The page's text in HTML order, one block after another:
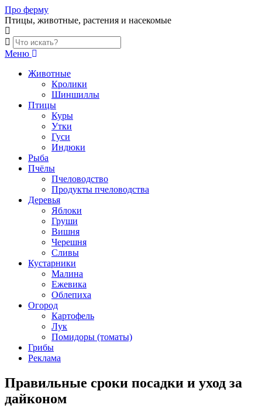
Skip
to
content
Про ферму
Птицы, животные, растения и насекомые
Меню
Животные
Кролики
Шиншиллы
Птицы
Куры
Утки
Гуси
Индюки
Рыба
Пчёлы
Пчеловодство
Продукты пчеловодства
Деревья
Яблоки
Груши
Вишня
Черешня
Сливы
Кустарники
Малина
Ежевика
Облепиха
Огород
Картофель
Лук
Помидоры (томаты)
Грибы
Реклама
Правильные сроки посадки и уход за
дайконом